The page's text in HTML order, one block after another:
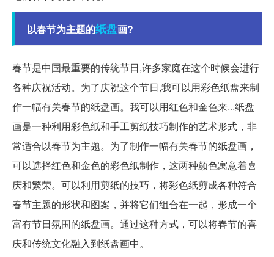
以春节为主题的纸盘画?
春节是中国最重要的传统节日,许多家庭在这个时候会进行
各种庆祝活动。为了庆祝这个节日,我可以用彩色纸盘来制
作一幅有关春节的纸盘画。我可以用红色和金色来...纸盘
画是一种利用彩色纸和手工剪纸技巧制作的艺术形式，非
常适合以春节为主题。为了制作一幅有关春节的纸盘画，
可以选择红色和金色的彩色纸制作，这两种颜色寓意着喜
庆和繁荣。可以利用剪纸的技巧，将彩色纸剪成各种符合
春节主题的形状和图案，并将它们组合在一起，形成一个
富有节日氛围的纸盘画。通过这种方式，可以将春节的喜
庆和传统文化融入到纸盘画中。